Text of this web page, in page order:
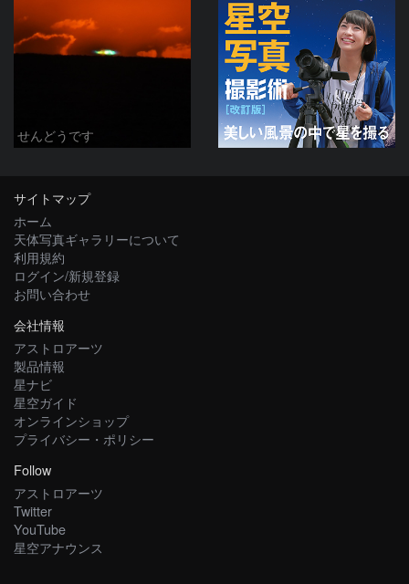
せんどうです
サイトマップ
ホーム
天体写真ギャラリーについて
利用規約
ログイン/新規登録
お問い合わせ
会社情報
アストロアーツ
製品情報
星ナビ
星空ガイド
オンラインショップ
プライバシー・ポリシー
Follow
アストロアーツ
Twitter
YouTube
星空アナウンス